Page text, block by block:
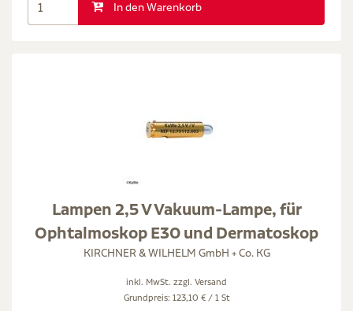
In den Warenkorb
Lampen 2,5 V Vakuum-Lampe, für
Ophtalmoskop E30 und Dermatoskop
KIRCHNER & WILHELM GmbH + Co. KG
inkl. MwSt. zzgl. Versand
Grundpreis: 123,10 € / 1 St